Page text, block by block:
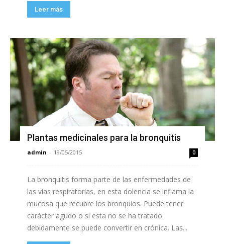
Leer más
Plantas medicinales para la bronquitis
admin - 19/05/2015 0
La bronquitis forma parte de las enfermedades de
las vías respiratorias, en esta dolencia se inflama la
mucosa que recubre los bronquios. Puede tener
carácter agudo o si esta no se ha tratado
debidamente se puede convertir en crónica. Las...